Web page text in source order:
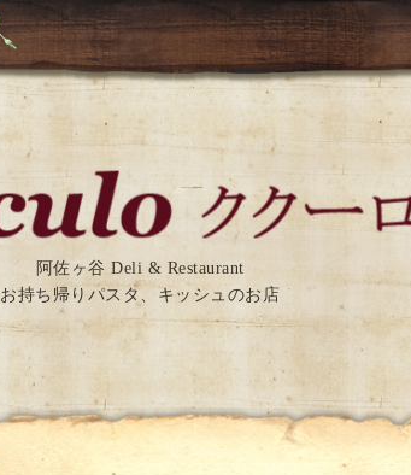
阿佐ヶ谷 Deli & Restaurant
お持ち帰りパスタ、キッシュのお店